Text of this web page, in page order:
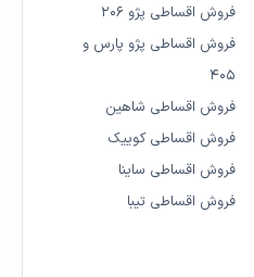
فروش اقساطی پژو ۲۰۶
فروش اقساطی پژو پارس و
۴۰۵
فروش اقساطی شاهین
فروش اقساطی کوییک
فروش اقساطی ساینا
فروش اقساطی تیبا